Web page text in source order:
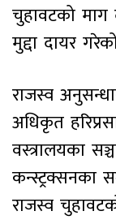
चुहावटको माग
मुद्दा दायर
राजस्व
अधिकृत
वस्त्रालयका
कन्स्ट्रक्सनका
राजस्व